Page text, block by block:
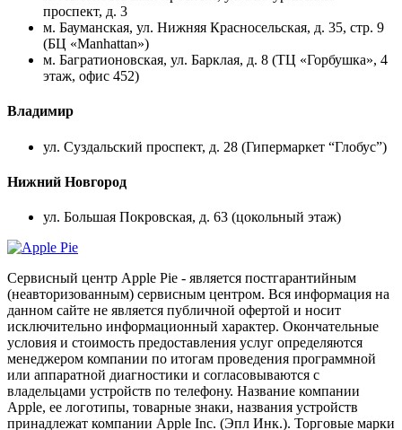
проспект, д. 3
м. Бауманская, ул. Нижняя Красносельская, д. 35, стр. 9
(БЦ «Manhattan»)
м. Багратионовская, ул. Барклая, д. 8 (ТЦ «Горбушка», 4
этаж, офис 452)
Владимир
ул. Суздальский проспект, д. 28 (Гипермаркет “Глобус”)
Нижний Новгород
ул. Большая Покровская, д. 63 (цокольный этаж)
Сервисный центр Apple Pie - является постгарантийным
(неавторизованным) сервисным центром. Вся информация на
данном сайте не является публичной офертой и носит
исключительно информационный характер. Окончательные
условия и стоимость предоставления услуг определяются
менеджером компании по итогам проведения программной
или аппаратной диагностики и согласовываются с
владельцами устройств по телефону. Название компании
Apple, ее логотипы, товарные знаки, названия устройств
принадлежат компании Apple Inc. (Эпл Инк.). Торговые марки